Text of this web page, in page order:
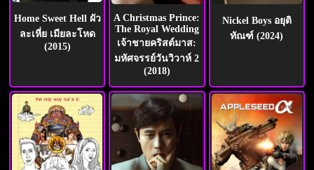
Home Sweet Hell ผัว
ละเหี่ย เมียละโหด
(2015)
A Christmas Prince:
The Royal Wedding
เจ้าชายคริสต์มาส:
มหัศจรรย์วันวิวาห์ 2
(2018)
Nickel Boys อยุติ
ทัณฑ์ (2024)